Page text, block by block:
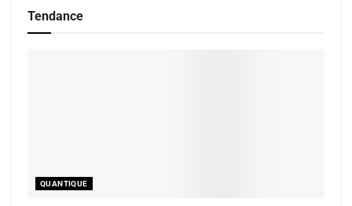
Tendance
QUANTIQUE